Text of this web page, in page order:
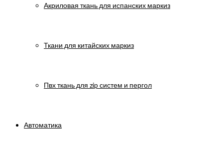
Акриловая ткань для испанских маркиз
Ткани для китайских маркиз
Пвх ткань для zip систем и пергол
Автоматика